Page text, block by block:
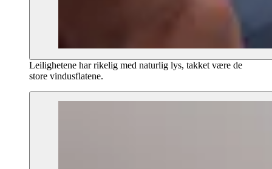
Leilighetene har rikelig med naturlig lys, takket være de
store vindusflatene.